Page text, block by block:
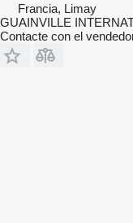
Francia, Limay
GUAINVILLE
Contacte con el